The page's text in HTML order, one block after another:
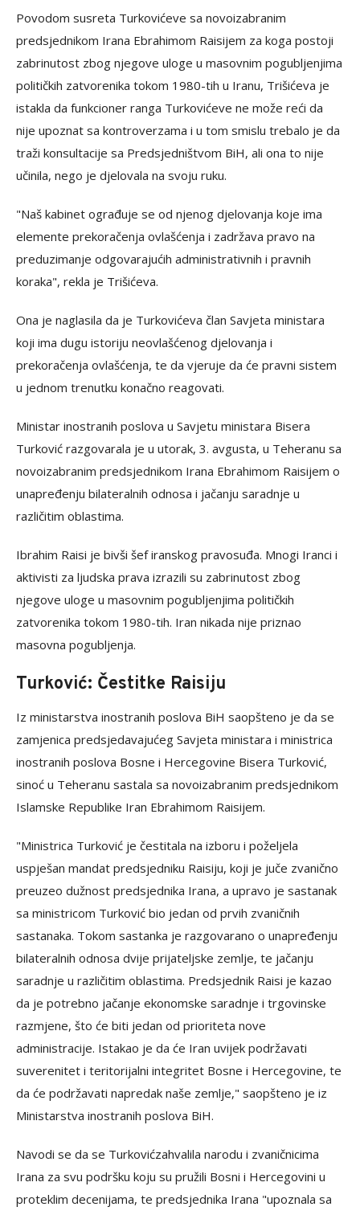
Povodom susreta Turkovićeve sa novoizabranim
predsjednikom Irana Ebrahimom Raisijem za koga postoji
zabrinutost zbog njegove uloge u masovnim pogubljenjima
političkih zatvorenika tokom 1980-tih u Iranu, Trišićeva je
istakla da funkcioner ranga Turkovićeve ne može reći da
nije upoznat sa kontroverzama i u tom smislu trebalo je da
traži konsultacije sa Predsjedništvom BiH, ali ona to nije
učinila, nego je djelovala na svoju ruku.
"Naš kabinet ograđuje se od njenog djelovanja koje ima
elemente prekoračenja ovlašćenja i zadržava pravo na
preduzimanje odgovarajućih administrativnih i pravnih
koraka", rekla je Trišićeva.
Ona je naglasila da je Turkovićeva član Savjeta ministara
koji ima dugu istoriju neovlašćenog djelovanja i
prekoračenja ovlašćenja, te da vjeruje da će pravni sistem
u jednom trenutku konačno reagovati.
Ministar inostranih poslova u Savjetu ministara Bisera
Turković razgovarala je u utorak, 3. avgusta, u Teheranu sa
novoizabranim predsjednikom Irana Ebrahimom Raisijem o
unapređenju bilateralnih odnosa i jačanju saradnje u
različitim oblastima.
Ibrahim Raisi je bivši šef iranskog pravosuđa. Mnogi Iranci i
aktivisti za ljudska prava izrazili su zabrinutost zbog
njegove uloge u masovnim pogubljenjima političkih
zatvorenika tokom 1980-tih. Iran nikada nije priznao
masovna pogubljenja.
Turković: Čestitke Raisiju
Iz ministarstva inostranih poslova BiH saopšteno je da se
zamjenica predsjedavajućeg Savjeta ministara i ministrica
inostranih poslova Bosne i Hercegovine Bisera Turković,
sinoć u Teheranu sastala sa novoizabranim predsjednikom
Islamske Republike Iran Ebrahimom Raisijem.
"Ministrica Turković je čestitala na izboru i poželjela
uspješan mandat predsjedniku Raisiju, koji je juče zvanično
preuzeo dužnost predsjednika Irana, a upravo je sastanak
sa ministricom Turković bio jedan od prvih zvaničnih
sastanaka. Tokom sastanka je razgovarano o unapređenju
bilateralnih odnosa dvije prijateljske zemlje, te jačanju
saradnje u različitim oblastima. Predsjednik Raisi je kazao
da je potrebno jačanje ekonomske saradnje i trgovinske
razmjene, što će biti jedan od prioriteta nove
administracije. Istakao je da će Iran uvijek podržavati
suverenitet i teritorijalni integritet Bosne i Hercegovine, te
da će podržavati napredak naše zemlje," saopšteno je iz
Ministarstva inostranih poslova BiH.
Navodi se da se Turkovićzahvalila narodu i zvaničnicima
Irana za svu podršku koju su pružili Bosni i Hercegovini u
proteklim decenijama, te predsjednika Irana "upoznala sa